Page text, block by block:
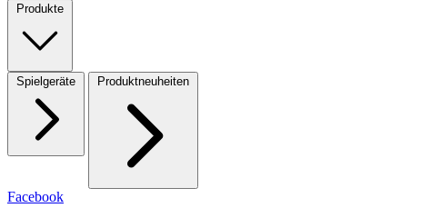
Produkte
Spielgeräte Produktneuheiten
Facebook